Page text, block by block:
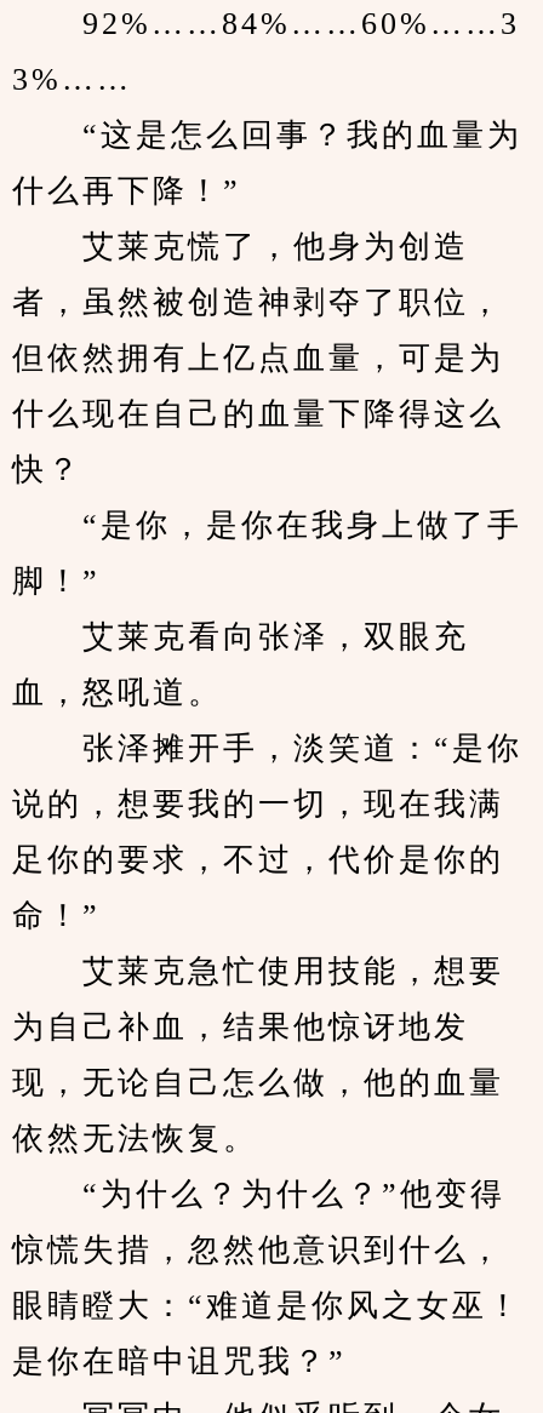
92%……84%……60%……3
3%……
“这是怎么回事？我的血量为
什么再下降！”
艾莱克慌了，他身为创造
者，虽然被创造神剥夺了职位，
但依然拥有上亿点血量，可是为
什么现在自己的血量下降得这么
快？
“是你，是你在我身上做了手
脚！”
艾莱克看向张泽，双眼充
血，怒吼道。
张泽摊开手，淡笑道：“是你
说的，想要我的一切，现在我满
足你的要求，不过，代价是你的
命！”
艾莱克急忙使用技能，想要
为自己补血，结果他惊讶地发
现，无论自己怎么做，他的血量
依然无法恢复。
“为什么？为什么？”他变得
惊慌失措，忽然他意识到什么，
眼睛瞪大：“难道是你风之女巫！
是你在暗中诅咒我？”